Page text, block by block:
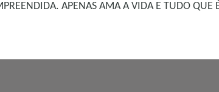
APENAS AMA A VIDA E TUDO QUE